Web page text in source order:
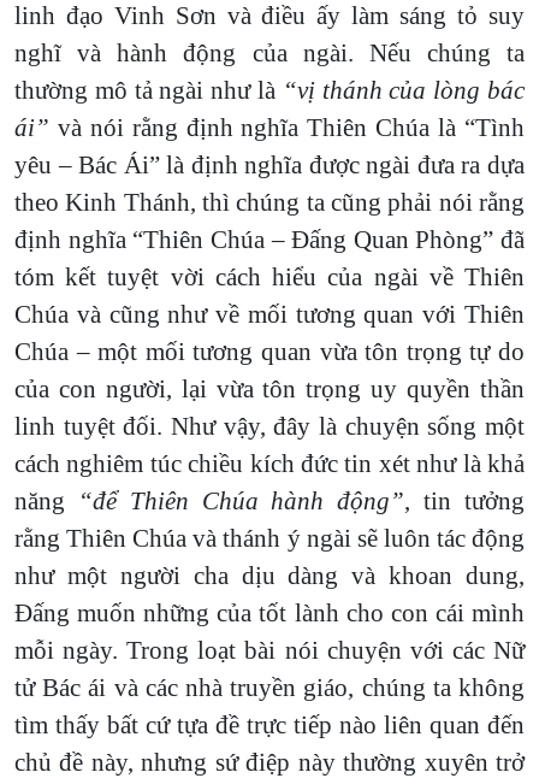
linh đạo Vinh Sơn và điều ấy làm sáng tỏ suy
nghĩ và hành động của ngài. Nếu chúng ta
thường mô tả ngài như là “vị thánh của lòng bác
ái” và nói rằng định nghĩa Thiên Chúa là “Tình
yêu – Bác Ái” là định nghĩa được ngài đưa ra dựa
theo Kinh Thánh, thì chúng ta cũng phải nói rằng
định nghĩa “Thiên Chúa – Đấng Quan Phòng” đã
tóm kết tuyệt vời cách hiểu của ngài về Thiên
Chúa và cũng như về mối tương quan với Thiên
Chúa – một mối tương quan vừa tôn trọng tự do
của con người, lại vừa tôn trọng uy quyền thần
linh tuyệt đối. Như vậy, đây là chuyện sống một
cách nghiêm túc chiều kích đức tin xét như là khả
năng
“để Thiên Chúa hành động”, tin tưởng
rằng Thiên Chúa và thánh ý ngài sẽ luôn tác động
như một người cha dịu dàng và khoan dung,
Đấng muốn những của tốt lành cho con cái mình
mỗi ngày. Trong loạt bài nói chuyện với các Nữ
tử Bác ái và các nhà truyền giáo, chúng ta không
tìm thấy bất cứ tựa đề trực tiếp nào liên quan đến
chủ đề này, nhưng sứ điệp này thường xuyên trở